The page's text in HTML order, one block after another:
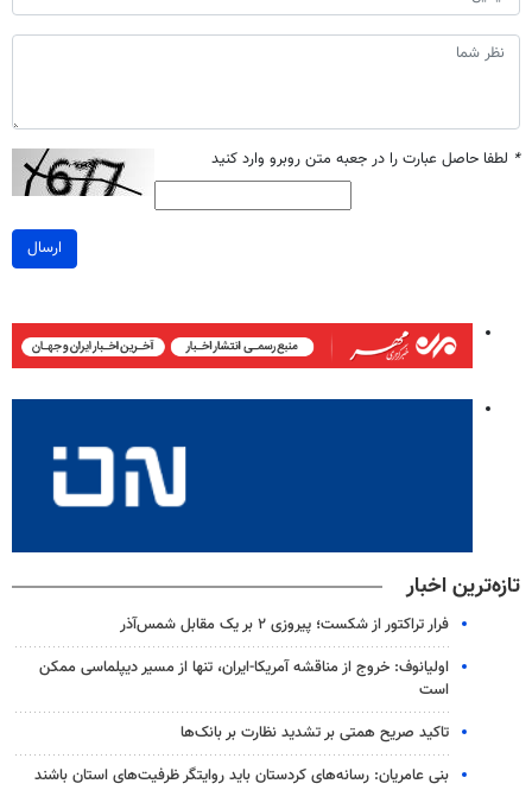
* لطفا حاصل عبارت را در جعبه متن روبرو وارد کنید
ارسال
تازه‌ترین اخبار
فرار تراکتور از شکست؛ پیروزی ۲ بر یک مقابل شمس‌آذر
اولیانوف: خروج از مناقشه آمریکا-ایران، تنها از مسیر دیپلماسی ممکن
است
تاکید صریح همتی بر تشدید نظارت بر بانک‌ها
بنی عامریان: رسانه‌های کردستان باید روایتگر ظرفیت‌های استان باشند